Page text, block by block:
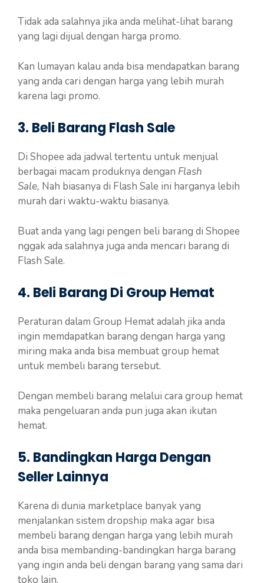
Tidak ada salahnya jika anda melihat-lihat barang
yang lagi dijual dengan harga promo.
Kan lumayan kalau anda bisa mendapatkan barang
yang anda cari dengan harga yang lebih murah
karena lagi promo.
3. Beli Barang Flash Sale
Di Shopee ada jadwal tertentu untuk menjual
berbagai macam produknya dengan Flash
Sale, Nah biasanya di Flash Sale ini harganya lebih
murah dari waktu-waktu biasanya.
Buat anda yang lagi pengen beli barang di Shopee
nggak ada salahnya juga anda mencari barang di
Flash Sale.
4. Beli Barang Di Group Hemat
Peraturan dalam Group Hemat adalah jika anda
ingin memdapatkan barang dengan harga yang
miring maka anda bisa membuat group hemat
untuk membeli barang tersebut.
Dengan membeli barang melalui cara group hemat
maka pengeluaran anda pun juga akan ikutan
hemat.
5. Bandingkan Harga Dengan
Seller Lainnya
Karena di dunia marketplace banyak yang
menjalankan sistem dropship maka agar bisa
membeli barang dengan harga yang lebih murah
anda bisa membanding-bandingkan harga barang
yang ingin anda beli dengan barang yang sama dari
toko lain.